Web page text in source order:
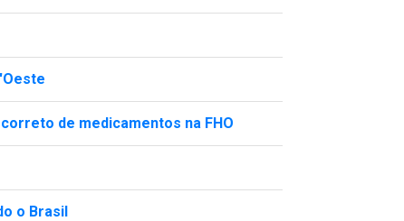
de medicamentos na FHO
o Brasil